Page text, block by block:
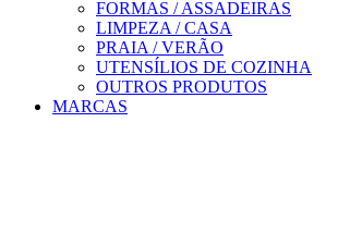
FORMAS / ASSADEIRAS
LIMPEZA / CASA
PRAIA / VERÃO
UTENSÍLIOS DE COZINHA
OUTROS PRODUTOS
MARCAS